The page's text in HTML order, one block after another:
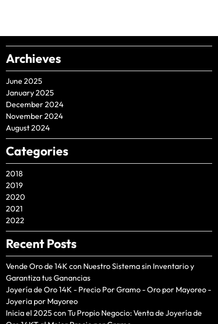
Archieves
June 2025
January 2025
December 2024
November 2024
August 2024
Categories
2018
2019
2020
2021
2022
Recent Posts
Vende Oro de 14K con Nuestro Sistema sin Inventario y
Garantiza tus Ganancias
Joyería de Oro 14K - Precio Por Gramo - Oro por Mayoreo -
Joyeria por Mayoreo
Inicia el 2025 con Tu Propio Negocio: Venta de Joyería de